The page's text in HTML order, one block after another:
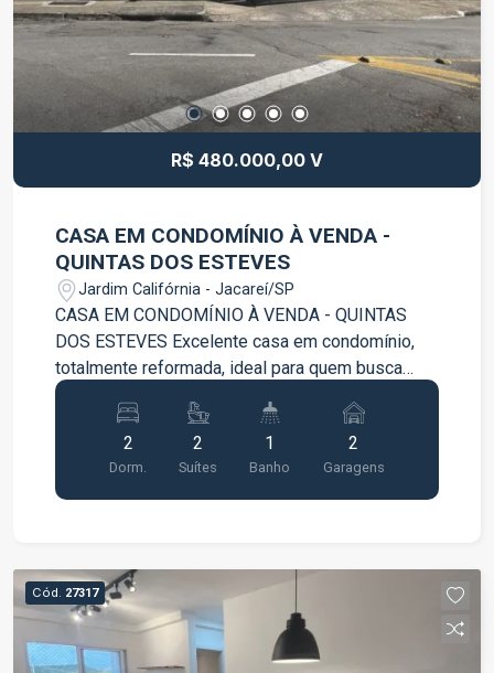
R$ 480.000,00 V
CASA EM CONDOMÍNIO À VENDA -
QUINTAS DOS ESTEVES
Jardim Califórnia - Jacareí/SP
CASA EM CONDOMÍNIO À VENDA - QUINTAS
DOS ESTEVES Excelente casa em condomínio,
totalmente reformada, ideal para quem busca
conforto, segurança e praticidade. O imóvel conta
com: 2 quartos, ambos suítes Sala Cozinha com
armários planejados Banheiro 1 vaga de garagem
Condomínio com lazer: Piscina Playground Ótima
localização, próxima a supermercados, escolas e
2
Dorm.
2
Suítes
1
Banho
2
Garagens
Cód. 27317